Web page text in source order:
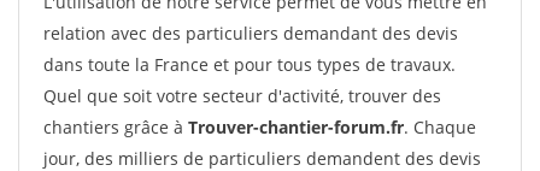
relation avec des particuliers demandant des devis
dans toute la France et pour tous types de travaux.
Quel que soit votre secteur d'activité, trouver des
chantiers grâce à Trouver-chantier-forum.fr. Chaque
jour, des milliers de particuliers demandent des devis